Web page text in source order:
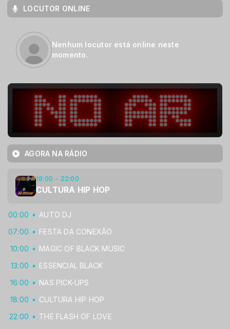
LOCUTOR ONLINE
Nenhum locutor está online neste
momento.
AGORA NA RÁDIO
18:00 - 22:00
CULTURA HIP HOP
00:00
AUTO DJ
07:00
FESTA DA CONEXÃO
10:00
MAGIC OF BLACK MUSIC
13:00
ESSENCIAL BLACK
16:00
NAS PICK-UPS
18:00
CULTURA HIP HOP
22:00
THE FLASH OF LOVE